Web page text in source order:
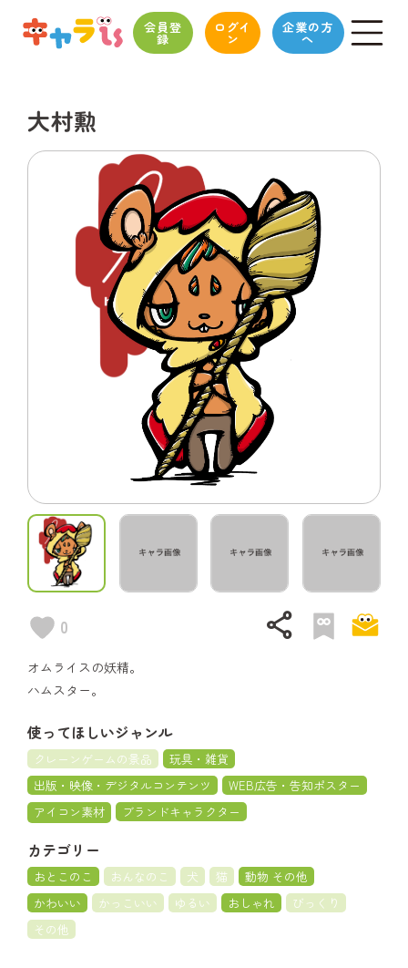
会員登
録
ログイ
ン
企業の方
へ
大村勲
0 share
オムライスの妖精。
ハムスター。
使ってほしいジャンル
クレーンゲームの景品
玩具・雑貨
出版・映像・デジタルコンテンツ
WEB広告・告知ポスター
アイコン素材
ブランドキャラクター
カテゴリー
おとこのこ おんなのこ 犬 猫
動物 その他
かわいい
かっこいい ゆるい おしゃれ
びっくり
その他